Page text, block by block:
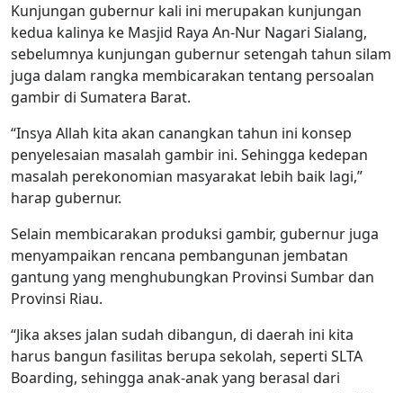
Kunjungan gubernur kali ini merupakan kunjungan
kedua kalinya ke Masjid Raya An-Nur Nagari Sialang,
sebelumnya kunjungan gubernur setengah tahun silam
juga dalam rangka membicarakan tentang persoalan
gambir di Sumatera Barat.
“Insya Allah kita akan canangkan tahun ini konsep
penyelesaian masalah gambir ini. Sehingga kedepan
masalah perekonomian masyarakat lebih baik lagi,”
harap gubernur.
Selain membicarakan produksi gambir, gubernur juga
menyampaikan rencana pembangunan jembatan
gantung yang menghubungkan Provinsi Sumbar dan
Provinsi Riau.
“Jika akses jalan sudah dibangun, di daerah ini kita
harus bangun fasilitas berupa sekolah, seperti SLTA
Boarding, sehingga anak-anak yang berasal dari